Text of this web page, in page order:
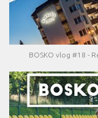
BOSKO vlog #18 -